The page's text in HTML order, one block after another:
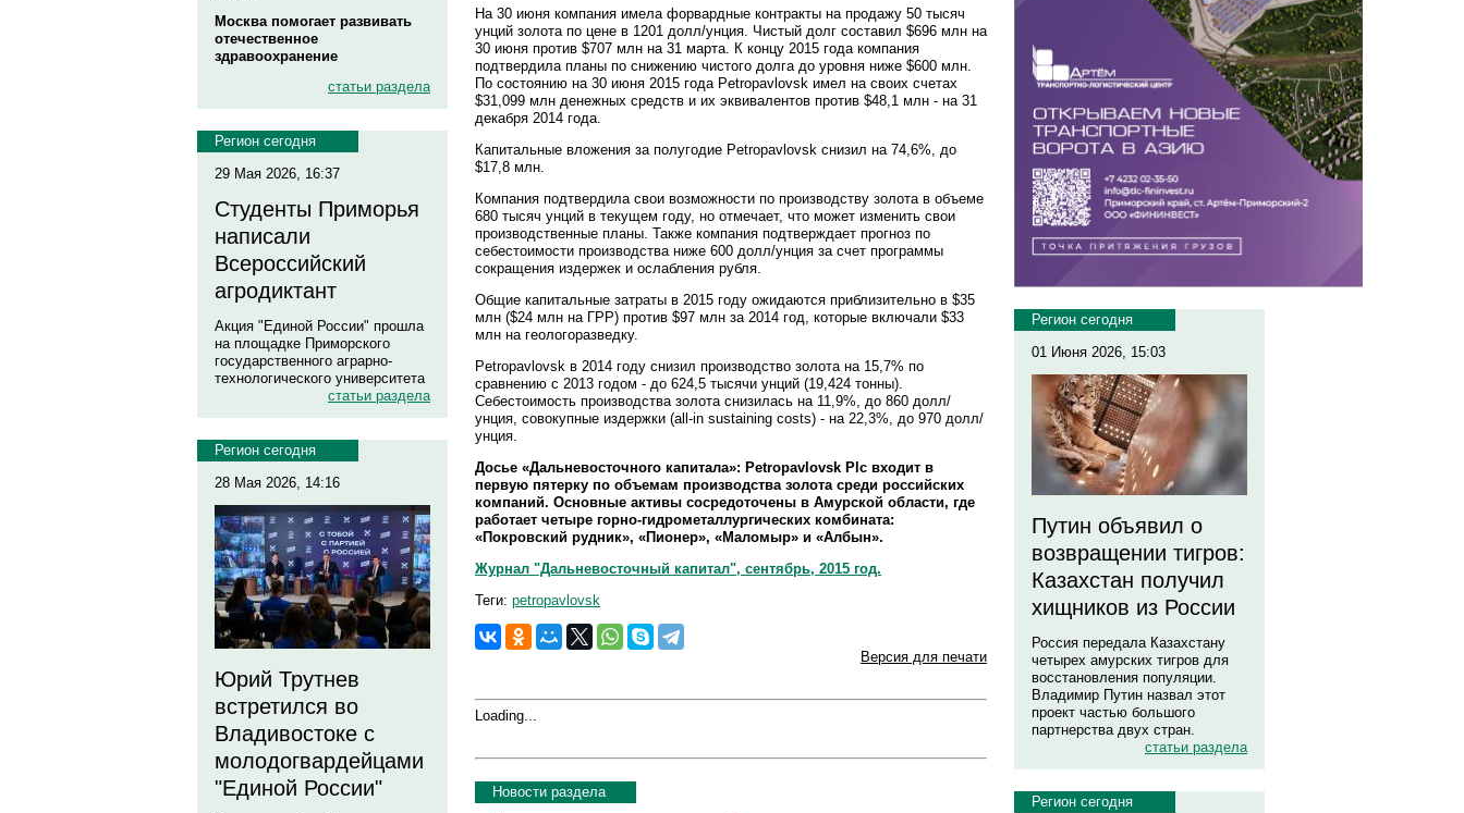
Москва помогает развивать
отечественное
здравоохранение
статьи раздела
Регион сегодня
29 Мая 2026, 16:37
Студенты Приморья
написали
Всероссийский
агродиктант
Акция "Единой России" прошла
на площадке Приморского
государственного аграрно-
технологического университета
статьи раздела
Регион сегодня
28 Мая 2026, 14:16
Юрий Трутнев
встретился во
Владивостоке с
молодогвардейцами
"Единой России"
На 30 июня компания имела форвардные контракты на продажу 50 тысяч
унций золота по цене в 1201 долл/унция. Чистый долг составил $696 млн на
30 июня против $707 млн на 31 марта. К концу 2015 года компания
подтвердила планы по снижению чистого долга до уровня ниже $600 млн.
По состоянию на 30 июня 2015 года Petropavlovsk имел на своих счетах
$31,099 млн денежных средств и их эквивалентов против $48,1 млн - на 31
декабря 2014 года.
Капитальные вложения за полугодие Petropavlovsk снизил на 74,6%, до
$17,8 млн.
Компания подтвердила свои возможности по производству золота в объеме
680 тысяч унций в текущем году, но отмечает, что может изменить свои
производственные планы. Также компания подтверждает прогноз по
себестоимости производства ниже 600 долл/унция за счет программы
сокращения издержек и ослабления рубля.
Общие капитальные затраты в 2015 году ожидаются приблизительно в $35
млн ($24 млн на ГРР) против $97 млн за 2014 год, которые включали $33
млн на геологоразведку.
Petropavlovsk в 2014 году снизил производство золота на 15,7% по
сравнению с 2013 годом - до 624,5 тысячи унций (19,424 тонны).
Себестоимость производства золота снизилась на 11,9%, до 860 долл/
унция, совокупные издержки (all-in sustaining costs) - на 22,3%, до 970 долл/
унция.
Досье «Дальневосточного капитала»: Petropavlovsk Plc входит в
первую пятерку по объемам производства золота среди российских
компаний. Основные активы сосредоточены в Амурской области, где
работает четыре горно-гидрометаллургических комбината:
«Покровский рудник», «Пионер», «Маломыр» и «Албын».
Журнал "Дальневосточный капитал", сентябрь, 2015 год.
Теги: petropavlovsk
Версия для печати
Loading...
Новости раздела
Регион сегодня
01 Июня 2026, 15:03
Путин объявил о
возвращении тигров:
Казахстан получил
хищников из России
Россия передала Казахстану
четырех амурских тигров для
восстановления популяции.
Владимир Путин назвал этот
проект частью большого
партнерства двух стран.
статьи раздела
Регион сегодня